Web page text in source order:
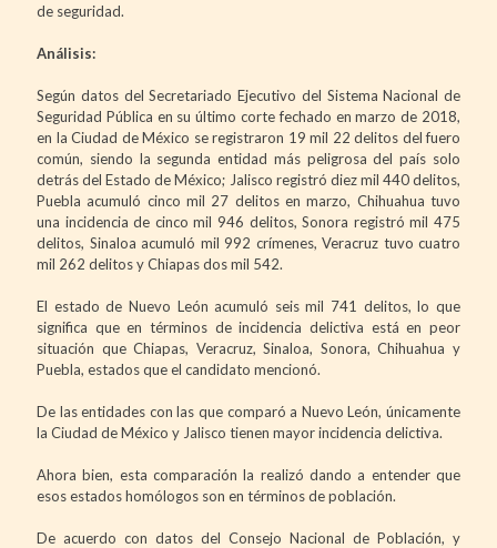
de seguridad.
Análisis:
Según datos del Secretariado Ejecutivo del Sistema Nacional de
Seguridad Pública en su último corte fechado en marzo de 2018,
en la Ciudad de México se registraron 19 mil 22 delitos del fuero
común, siendo la segunda entidad más peligrosa del país solo
detrás del Estado de México; Jalisco registró diez mil 440 delitos,
Puebla acumuló cinco mil 27 delitos en marzo, Chihuahua tuvo
una incidencia de cinco mil 946 delitos, Sonora registró mil 475
delitos, Sinaloa acumuló mil 992 crímenes, Veracruz tuvo cuatro
mil 262 delitos y Chiapas dos mil 542.
El estado de Nuevo León acumuló seis mil 741 delitos, lo que
significa que en términos de incidencia delictiva está en peor
situación que Chiapas, Veracruz, Sinaloa, Sonora, Chihuahua y
Puebla, estados que el candidato mencionó.
De las entidades con las que comparó a Nuevo León, únicamente
la Ciudad de México y Jalisco tienen mayor incidencia delictiva.
Ahora bien, esta comparación la realizó dando a entender que
esos estados homólogos son en términos de población.
De acuerdo con datos del Consejo Nacional de Población, y